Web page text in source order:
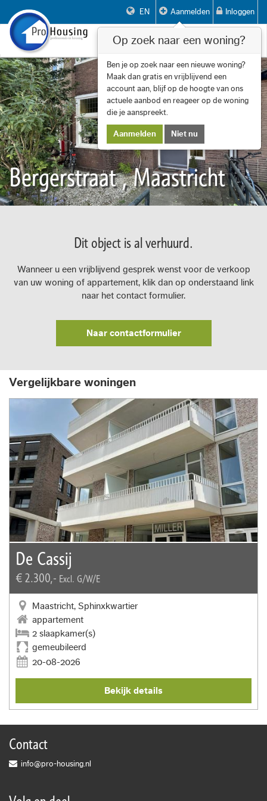
EN Aanmelden Inloggen
Toggle
Bergerstraat , Maastricht
Dit object is al verhuurd.
Wanneer u een vrijblijvend gesprek wenst voor de verkoop
van uw woning of appartement, klik dan op onderstaand link
naar het contact formulier.
Naar contactformulier
Vergelijkbare woningen
De Cassij
€ 2.300,- Excl. G/W/E
Maastricht, Sphinxkwartier
appartement
2 slaapkamer(s)
gemeubileerd
20-08-2026
Bekijk details
Contact
info@pro-housing.nl
Op zoek naar een woning?
Ben je op zoek naar een nieuwe woning?
Maak dan gratis en vrijblijvend een
account aan, blijf op de hoogte van ons
actuele aanbod en reageer op de woning
die je aanspreekt.
Aanmelden Niet nu